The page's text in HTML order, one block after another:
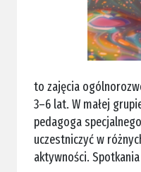
to zajęcia
3–6 lat. W małej
pedagoga
uczestniczyć w
aktywności.